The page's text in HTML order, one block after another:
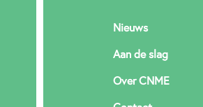
Nieuws
Aan de slag
Over CNME